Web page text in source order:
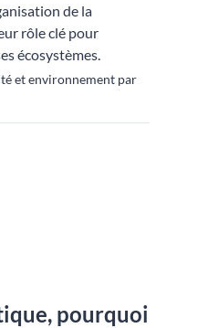
de la
rôle clé pour
écosystèmes.
et environnement par
pourquoi